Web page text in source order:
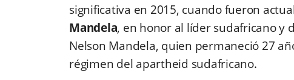
significativa en 2015, cuando fueron
Mandela, en honor al líder sudafricano y
Nelson Mandela, quien permaneció 27
régimen del apartheid sudafricano.